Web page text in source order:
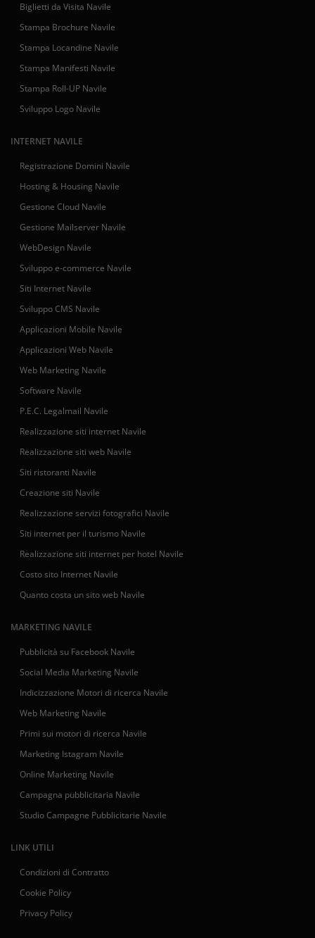
Biglietti da Visita Navile
Stampa Brochure Navile
Stampa Locandine Navile
Stampa Manifesti Navile
Stampa Roll-UP Navile
Sviluppo Logo Navile
INTERNET NAVILE
Registrazione Domini Navile
Hosting & Housing Navile
Gestione Cloud Navile
Gestione Mailserver Navile
WebDesign Navile
Sviluppo e-commerce Navile
Siti Internet Navile
Sviluppo CMS Navile
Applicazioni Mobile Navile
Applicazioni Web Navile
Web Marketing Navile
Software Navile
P.E.C. Legalmail Navile
Realizzazione siti internet Navile
Realizzazione siti web Navile
Siti ristoranti Navile
Creazione siti Navile
Realizzazione servizi fotografici Navile
Siti internet per il turismo Navile
Realizzazione siti internet per hotel Navile
Costo sito Internet Navile
Quanto costa un sito web Navile
MARKETING NAVILE
Pubblicità su Facebook Navile
Social Media Marketing Navile
Indicizzazione Motori di ricerca Navile
Web Marketing Navile
Primi sui motori di ricerca Navile
Marketing Istagram Navile
Online Marketing Navile
Campagna pubblicitaria Navile
Studio Campagne Pubblicitarie Navile
LINK UTILI
Condizioni di Contratto
Cookie Policy
Privacy Policy